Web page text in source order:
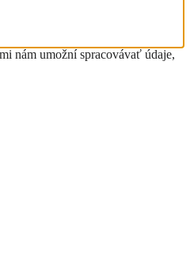
nám umožní spracovávať údaje,